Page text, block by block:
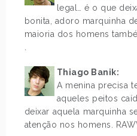
legal… é o que
bonita, adoro marquinha
maioria dos homens
Thiago Banik:
A menina precisa
aqueles peitos
deixar aquela marquinha
atenção nos homens.